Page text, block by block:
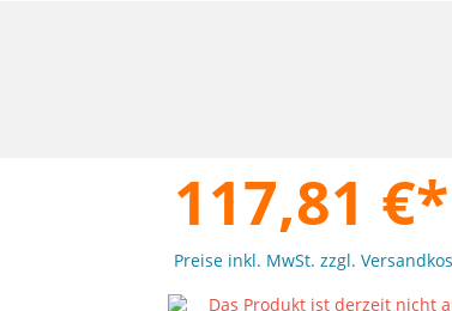
117,81 €*
Preise inkl. MwSt. zzgl.
Das Produkt ist derzeit nicht